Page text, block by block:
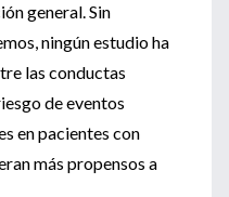
general. Sin
ningún estudio ha
las conductas
de eventos
en pacientes con
más propensos a